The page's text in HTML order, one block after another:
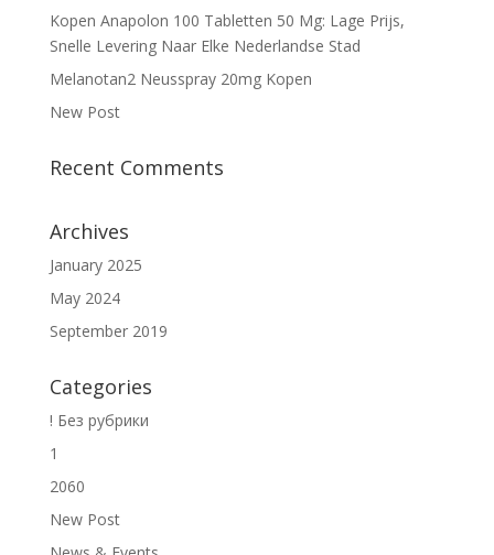
Kopen Anapolon 100 Tabletten 50 Mg: Lage Prijs,
Snelle Levering Naar Elke Nederlandse Stad
Melanotan2 Neusspray 20mg Kopen
New Post
Recent Comments
Archives
January 2025
May 2024
September 2019
Categories
! Без рубрики
1
2060
New Post